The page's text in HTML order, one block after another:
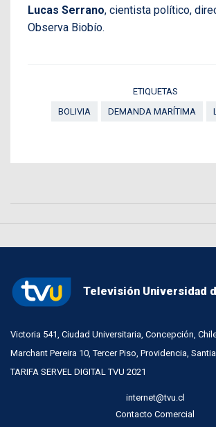
Lucas Serrano, cientista político,
Observa Biobío.
ETIQUETAS
BOLIVIA
DEMANDA MARÍTIMA
Televisión Universidad
Victoria 541, Ciudad Universitaria, Concepción,
Marchant Pereira 10, Tercer Piso, Providencia,
TARIFA SERVEL DIGITAL TVU 2021
internet@tvu.cl
Contacto Comercial